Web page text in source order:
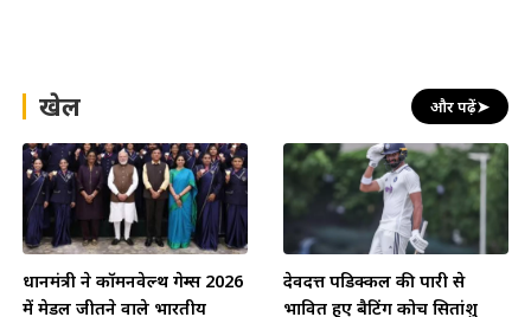
खेल और पढ़ें➤
प्रधानमंत्री ने कॉमनवेल्थ गेम्स 2026
में मेडल जीतने वाले भारतीय
देवदत्त पडिक्कल की पारी से
प्रभावित हुए बैटिंग कोच सितांशु